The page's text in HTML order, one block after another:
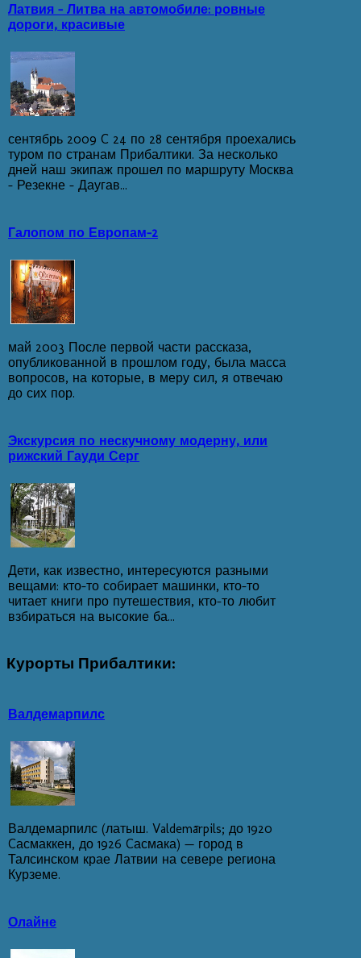
Латвия - Литва на автомобиле: ровные
дороги, красивые
сентябрь 2009 C 24 по 28 сентября проехались
туром по странам Прибалтики. За несколько
дней наш экипаж прошел по маршруту Москва
– Резекне – Даугав...
Галопом по Европам–2
май 2003 После первой части рассказа,
опубликованной в прошлом году, была масса
вопросов, на которые, в меру сил, я отвечаю
до сих пор.
Экскурсия по нескучному модерну, или
рижский Гауди Серг
Дети, как известно, интересуются разными
вещами: кто-то собирает машинки, кто-то
читает книги про путешествия, кто-то любит
взбираться на высокие ба...
Курорты Прибалтики:
Валдемарпилс
Валдемарпилс (латыш. Valdemārpils; до 1920
Cасмаккен, до 1926 Cасмака) — город в
Талсинском крае Латвии на севере региона
Курземе.
Олайне